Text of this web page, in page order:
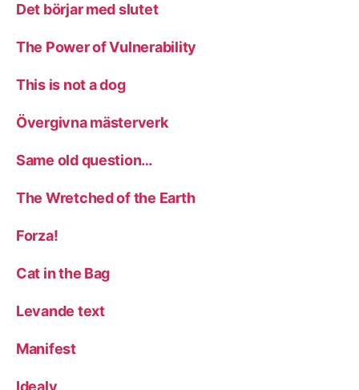
Det börjar med slutet
The Power of Vulnerability
This is not a dog
Övergivna mästerverk
Same old question…
The Wretched of the Earth
Forza!
Cat in the Bag
Levande text
Manifest
Idealy